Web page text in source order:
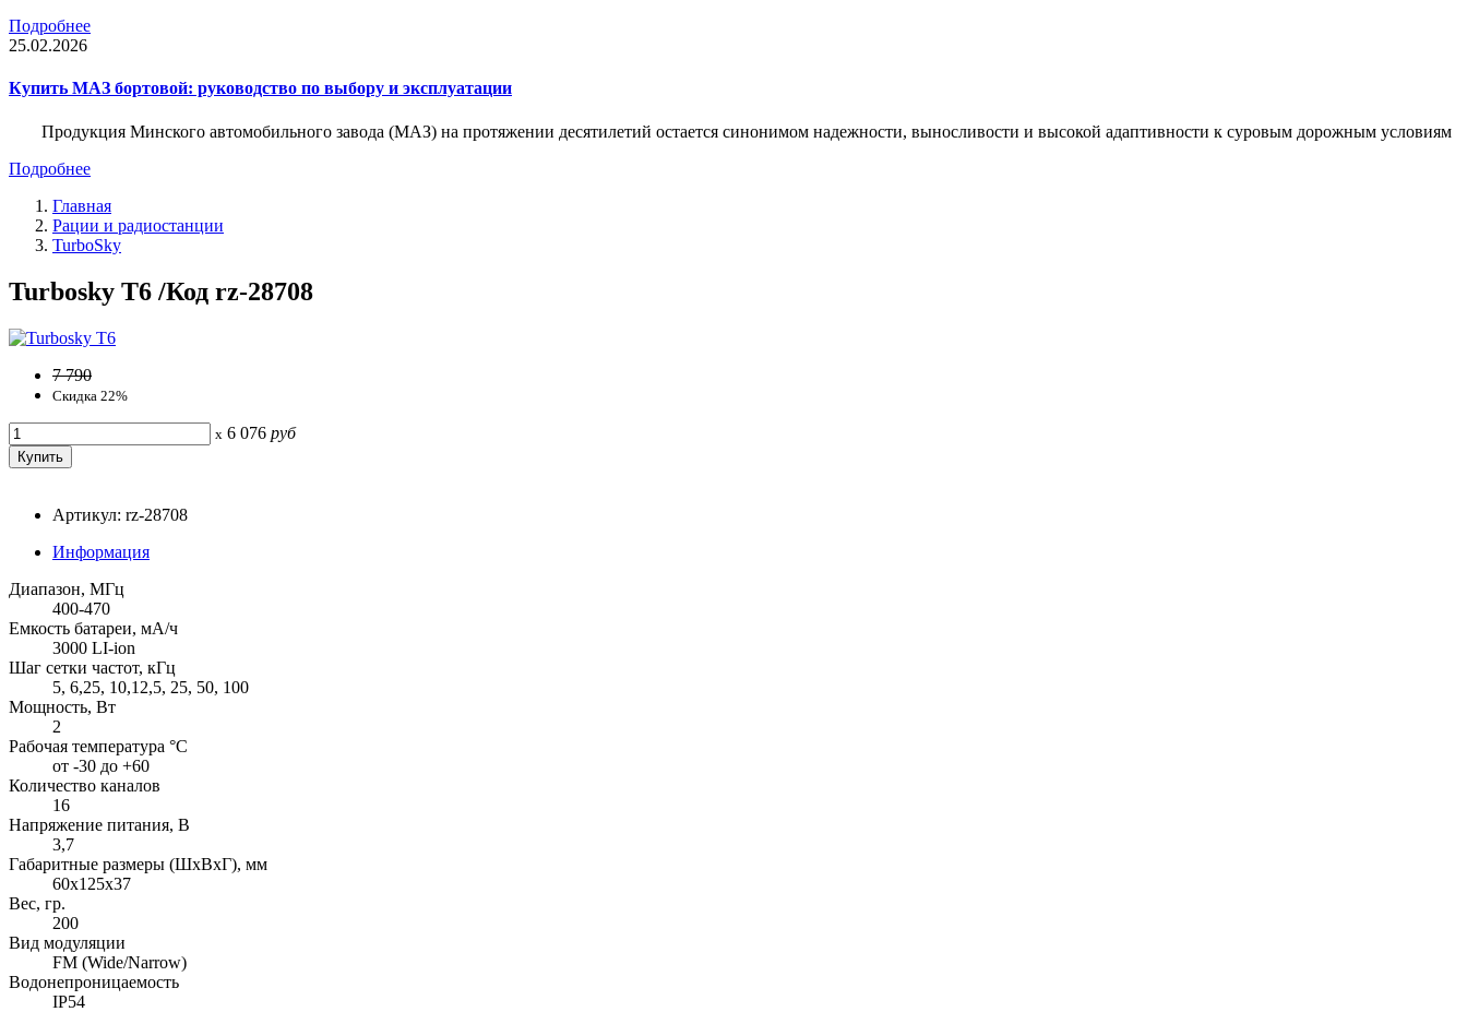
Подробнее
25.02.2026
Купить МАЗ бортовой: руководство по выбору и эксплуатации
Продукция Минского автомобильного завода (МАЗ) на протяжении десятилетий остается синонимом надежности, выносливости и высокой адаптивности к суровым дорожным условиям
Подробнее
Главная
Рации и радиостанции
TurboSky
Turbosky T6 /Код rz-28708
7 790
Скидка 22%
x 6 076 руб
Артикул: rz-28708
Информация
Диапазон, МГц
400-470
Емкость батареи, мА/ч
3000 LI-ion
Шаг сетки частот, кГц
5, 6,25, 10,12,5, 25, 50, 100
Мощность, Вт
2
Рабочая температура °С
от -30 до +60
Количество каналов
16
Напряжение питания, В
3,7
Габаритные размеры (ШхВхГ), мм
60x125х37
Вес, гр.
200
Вид модуляции
FM (Wide/Narrow)
Водонепроницаемость
IP54